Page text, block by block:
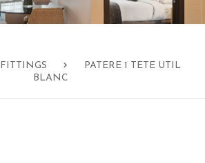
FITTINGS
PATERE 1 TETE UTIL
BLANC